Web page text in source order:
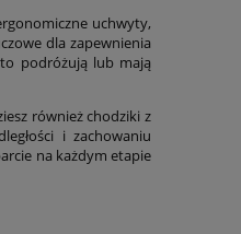
uchwyty,
dla zapewnienia
podróżują lub mają
również chodziki z
i zachowaniu
na każdym etapie